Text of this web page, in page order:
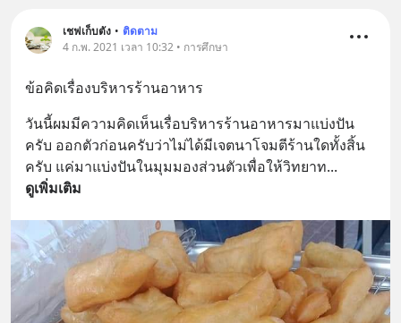
เชฟเก็บตัง • ติดตาม
4 ก.พ. 2021 เวลา 10:32 • การศึกษา
ข้อคิดเรื่องบริหารร้านอาหาร
วันนี้ผมมีความคิดเห็นเรื่อบริหารร้านอาหารมาแบ่งปัน
ครับ ออกตัวก่อนครับว่าไม่ได้มีเจตนาโจมตีร้านใดทั้งสิ้น
ครับ แค่มาแบ่งปันในมุมมองส่วนตัวเพื่อให้วิทยาท...
ดูเพิ่มเติม